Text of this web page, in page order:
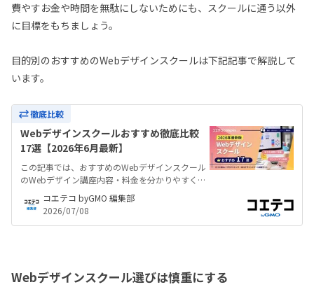
費やすお金や時間を無駄にしないためにも、スクールに通う以外
に目標をもちましょう。
目的別のおすすめのWebデザインスクールは下記記事で解説して
います。
徹底比較
Webデザインスクールおすすめ徹底比較
17選【2026年6月最新】
この記事では、おすすめのWebデザインスクール
のWebデザイン講座内容・料金を分かりやすく一
覧で比較しています。未経験からの転職や副業、
在宅勤務（リモートワーク）、フリーランス独立
など、自由な働き方を実現。社会人におすすめの
WebデザインスクールやWeb制作スクールなど徹
コエテコ byGMO 編集部
2026/07/08
Webデザインスクール選びは慎重にする